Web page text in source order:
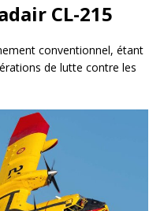
CL-215
conventionnel, étant
de lutte contre les